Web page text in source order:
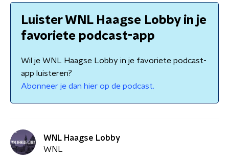
Luister WNL Haagse Lobby in je
favoriete podcast-app
Wil je WNL Haagse Lobby in je favoriete podcast-
app luisteren?
Abonneer je dan hier op de podcast.
WNL Haagse Lobby
WNL